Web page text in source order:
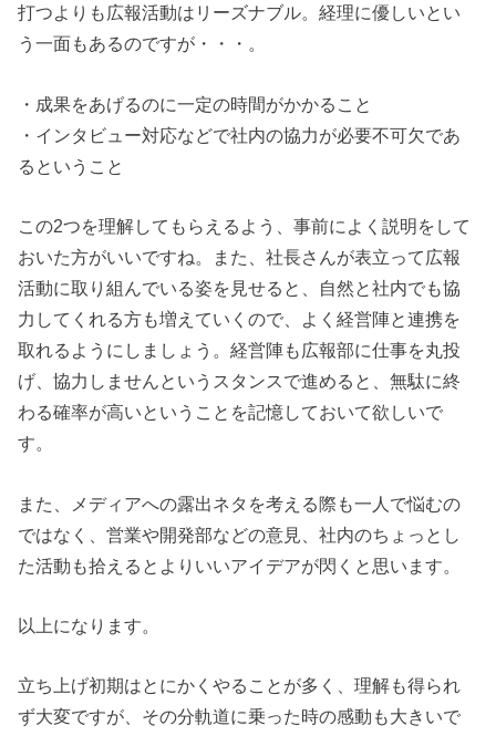
打つよりも広報活動はリーズナブル。経理に優しいとい
う一面もあるのですが・・・。
・成果をあげるのに一定の時間がかかること
・インタビュー対応などで社内の協力が必要不可欠であ
るということ
この2つを理解してもらえるよう、事前によく説明をして
おいた方がいいですね。また、社長さんが表立って広報
活動に取り組んでいる姿を見せると、自然と社内でも協
力してくれる方も増えていくので、よく経営陣と連携を
取れるようにしましょう。経営陣も広報部に仕事を丸投
げ、協力しませんというスタンスで進めると、無駄に終
わる確率が高いということを記憶しておいて欲しいで
す。
また、メディアへの露出ネタを考える際も一人で悩むの
ではなく、営業や開発部などの意見、社内のちょっとし
た活動も拾えるとよりいいアイデアが閃くと思います。
以上になります。
立ち上げ初期はとにかくやることが多く、理解も得られ
ず大変ですが、その分軌道に乗った時の感動も大きいで